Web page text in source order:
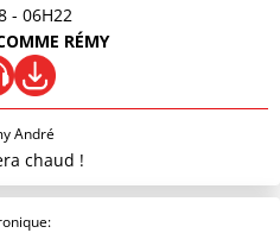
- 06H22
RÉMY
André
chaud !